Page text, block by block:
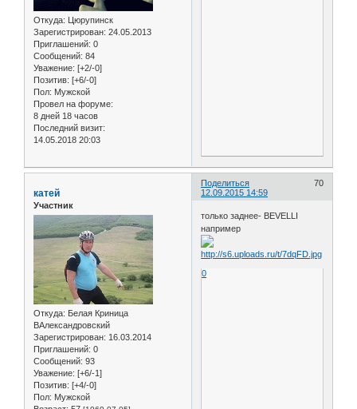
Откуда: Цюрупинск
Зарегистрирован: 24.05.2013
Приглашений: 0
Сообщений: 84
Уважение: [+2/-0]
Позитив: [+6/-0]
Пол: Мужской
Провел на форуме:
8 дней 18 часов
Последний визит:
14.05.2018 20:03
Поделиться
70
12.09.2015 14:59
катей
Участник
Откуда: Белая Криница
ВАлександровский
Зарегистрирован: 16.03.2014
Приглашений: 0
Сообщений: 93
Уважение: [+6/-1]
Позитив: [+4/-0]
Пол: Мужской
только заднее- BEVELLI
например
0